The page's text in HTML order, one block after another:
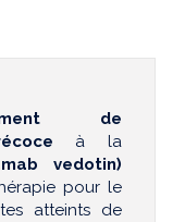
de
à la
vedotin)
pour le
atteints de